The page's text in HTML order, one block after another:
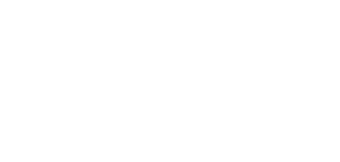
用（国际空运干货知识